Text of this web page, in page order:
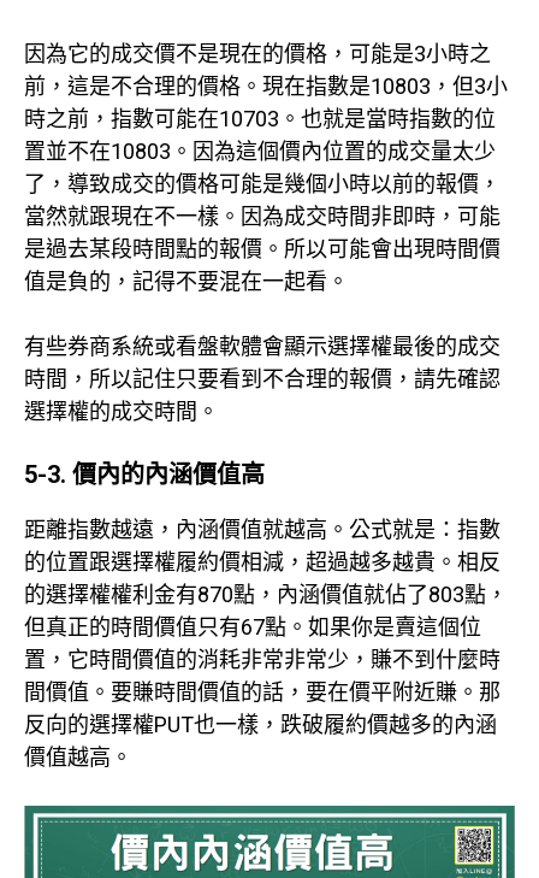
因為它的成交價不是現在的價格，可能是3小時之
前，這是不合理的價格。現在指數是10803，但3小
時之前，指數可能在10703。也就是當時指數的位
置並不在10803。因為這個價內位置的成交量太少
了，導致成交的價格可能是幾個小時以前的報價，
當然就跟現在不一樣。因為成交時間非即時，可能
是過去某段時間點的報價。所以可能會出現時間價
值是負的，記得不要混在一起看。
有些券商系統或看盤軟體會顯示選擇權最後的成交
時間，所以記住只要看到不合理的報價，請先確認
選擇權的成交時間。
5-3. 價內的內涵價值高
距離指數越遠，內涵價值就越高。公式就是：指數
的位置跟選擇權履約價相減，超過越多越貴。相反
的選擇權權利金有870點，內涵價值就佔了803點，
但真正的時間價值只有67點。如果你是賣這個位
置，它時間價值的消耗非常非常少，賺不到什麼時
間價值。要賺時間價值的話，要在價平附近賺。那
反向的選擇權PUT也一樣，跌破履約價越多的內涵
價值越高。